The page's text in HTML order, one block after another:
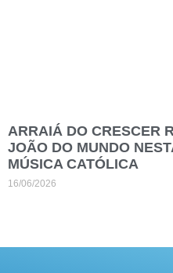
ARRAIÁ DO CRESCER
JOÃO DO MUNDO
MÚSICA CATÓLICA
16/06/2026